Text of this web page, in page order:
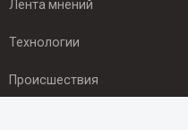
Лента мнений
Технологии
Происшествия